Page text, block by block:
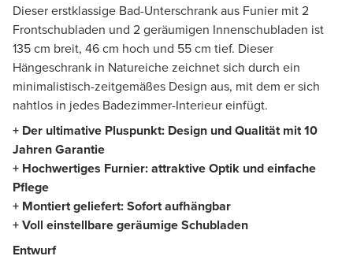
Dieser erstklassige Bad-Unterschrank aus Funier mit 2
Frontschubladen und 2 geräumigen Innenschubladen ist
135 cm breit, 46 cm hoch und 55 cm tief. Dieser
Hängeschrank in Natureiche zeichnet sich durch ein
minimalistisch-zeitgemäßes Design aus, mit dem er sich
nahtlos in jedes Badezimmer-Interieur einfügt.
+ Der ultimative Pluspunkt: Design und Qualität mit 10
Jahren Garantie
+ Hochwertiges Furnier:attraktive Optik und einfache
Pflege
+ Montiert geliefert: Sofort aufhängbar
+ Voll einstellbare geräumige Schubladen
Entwurf